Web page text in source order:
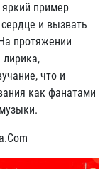
пример
и вызвать
протяжении
лирика,
что и
как фанатами